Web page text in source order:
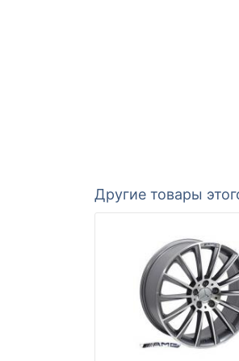
Другие товары